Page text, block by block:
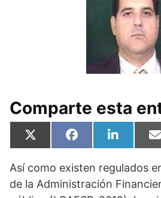
Comparte esta
Compartir
en
X
(
w
t
Compartir
en
F
a
e
b
o
Compartir
en
L
i
k
e
d
E
Así como existen regulados
de la Administración